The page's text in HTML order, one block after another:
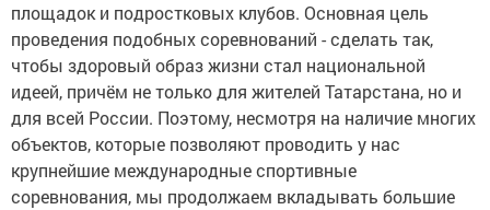
площадок и подростковых клубов. Основная цель
проведения подобных соревнований - сделать так,
чтобы здоровый образ жизни стал национальной
идеей, причём не только для жителей Татарстана, но и
для всей России. Поэтому, несмотря на наличие многих
объектов, которые позволяют проводить у нас
крупнейшие международные спортивные
соревнования, мы продолжаем вкладывать большие